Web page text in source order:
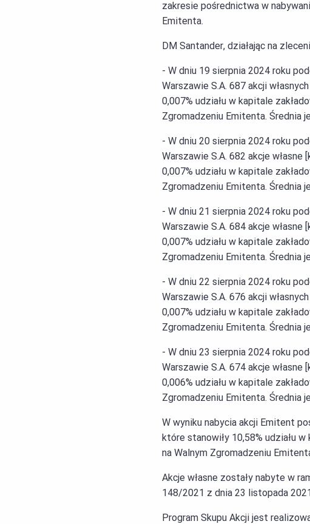
zakresie pośrednictwa w
Emitenta.
DM Santander, działając na
- W dniu 19 sierpnia 2024 roku
Warszawie S.A. 687 akcji
0,007% udziału w kapitale
Zgromadzeniu Emitenta. Średnia
- W dniu 20 sierpnia 2024 roku
Warszawie S.A. 682 akcje
0,007% udziału w kapitale
Zgromadzeniu Emitenta. Średnia
- W dniu 21 sierpnia 2024 roku
Warszawie S.A. 684 akcje
0,007% udziału w kapitale
Zgromadzeniu Emitenta. Średnia
- W dniu 22 sierpnia 2024 roku
Warszawie S.A. 676 akcji
0,007% udziału w kapitale
Zgromadzeniu Emitenta. Średnia
- W dniu 23 sierpnia 2024 roku
Warszawie S.A. 674 akcje
0,006% udziału w kapitale
Zgromadzeniu Emitenta. Średnia
W wyniku nabycia akcji Emitent
które stanowiły 10,58% udziału
na Walnym Zgromadzeniu
Akcje własne zostały nabyte w
148/2021 z dnia 23 listopada
Program Skupu Akcji jest